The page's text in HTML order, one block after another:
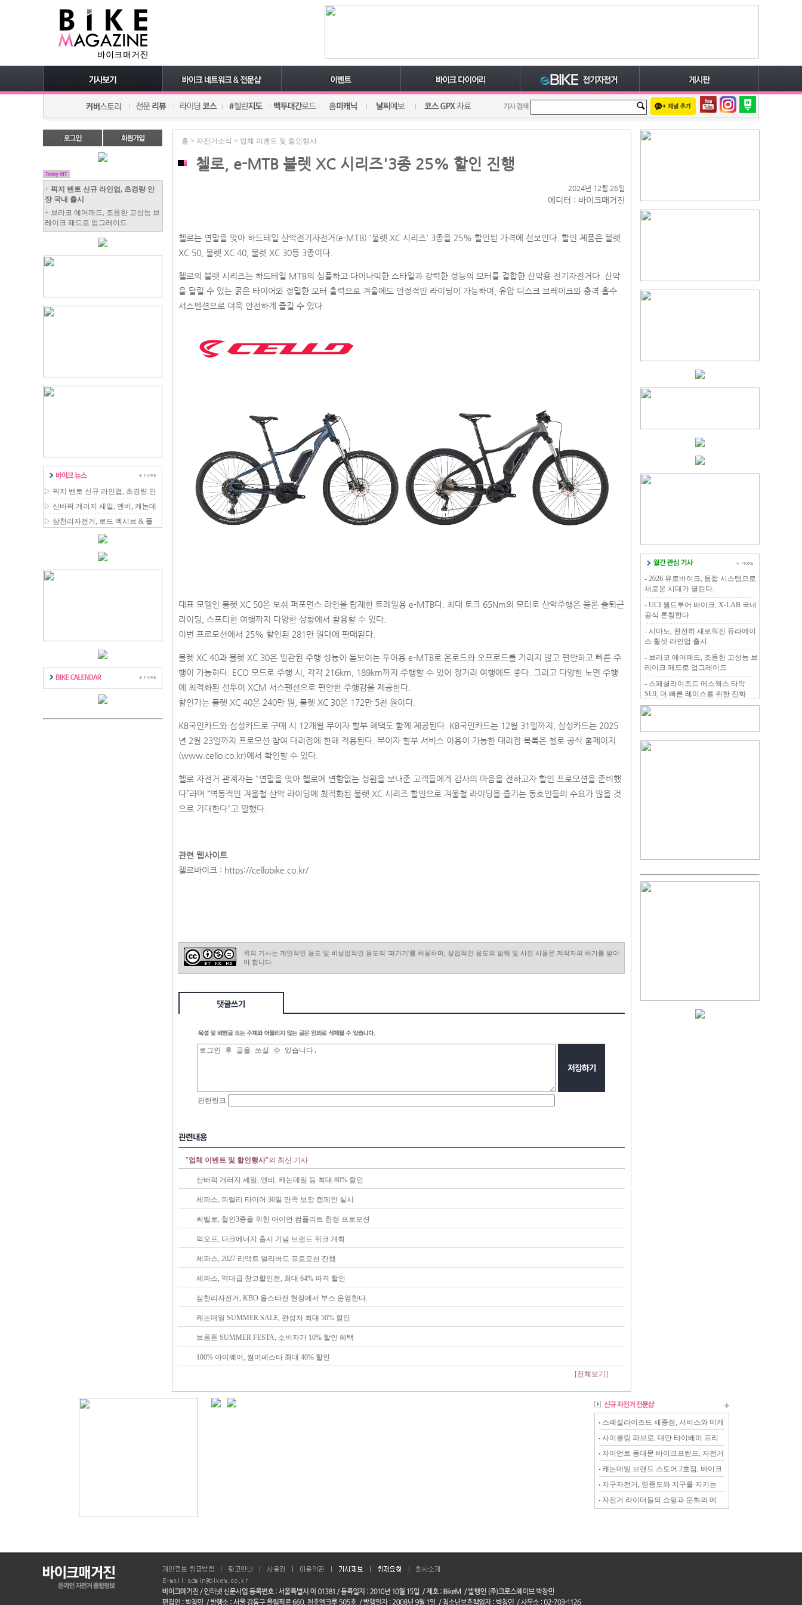
+ 픽지 벤토 신규 라인업, 초경량 안
장 국내 출시
+ 브라코 에어패드, 조용한 고성능 브
레이크 패드로 업그레이드
▷ 픽지 벤토 신규 라인업, 초경량 안
장 국내 출시
▷ 산바픽 개러지 세일, 엔비, 캐논데
일 등 최대 80% 할인
▷ 삼천리자전거, 로드 엑시브 & 폴
홈 > 자전거소식 > 업체 이벤트 및 할인행사
첼로, e-MTB 불렛 XC 시리즈'3종 25% 할인 진행
2024년 12월 26일
에디터 : 바이크매거진
첼로는 연말을 맞아 하드테일 산악전기자전거(e-MTB) '불렛 XC 시리즈' 3종을 25% 할인된 가격에 선보인다. 할인 제품은 불렛
XC 50, 불렛 XC 40, 불렛 XC 30등 3종이다.
첼로의 불렛 시리즈는 하드테일 MTB의 심플하고 다이나믹한 스타일과 강력한 성능의 모터를 결합한 산악용 전기자전거다. 산악
을 달릴 수 있는 굵은 타이어와 정밀한 모터 출력으로 겨울에도 안정적인 라이딩이 가능하며, 유압 디스크 브레이크와 충격 흡수
서스펜션으로 더욱 안전하게 즐길 수 있다.
대표 모델인 불렛 XC 50은 보쉬 퍼포먼스 라인을 탑재한 트레일용 e-MTB다. 최대 토크 65Nm의 모터로 산악주행은 물론 출퇴근
라이딩, 스포티한 여행까지 다양한 상황에서 활용할 수 있다.
이번 프로모션에서 25% 할인된 281만 원대에 판매된다.
불렛 XC 40과 불렛 XC 30은 일관된 주행 성능이 돋보이는 투어용 e-MTB로 온로드와 오프로드를 가리지 않고 편안하고 빠른 주
행이 가능하다. ECO 모드로 주행 시, 각각 216km, 189km까지 주행할 수 있어 장거리 여행에도 좋다. 그리고 다양한 노면 주행
에 최적화된 선투어 XCM 서스펜션으로 편안한 주행감을 제공한다.
할인가는 불렛 XC 40은 240만 원, 불렛 XC 30은 172만 5천 원이다.
KB국민카드와 삼성카드로 구매 시 12개월 무이자 할부 혜택도 함께 제공된다. KB국민카드는 12월 31일까지, 삼성카드는 2025
년 2월 23일까지 프로모션 참여 대리점에 한해 적용된다. 무이자 할부 서비스 이용이 가능한 대리점 목록은 첼로 공식 홈페이지
(www.cello.co.kr)에서 확인할 수 있다.
첼로 자전거 관계자는 "연말을 맞아 첼로에 변함없는 성원을 보내준 고객들에게 감사의 마음을 전하고자 할인 프로모션을 준비했
다”라며 “역동적인 겨울철 산악 라이딩에 최적화된 불렛 XC 시리즈 할인으로 겨울철 라이딩을 즐기는 동호인들의 수요가 많을 것
으로 기대한다"고 말했다.
관련 웹사이트
첼로바이크 : https://cellobike.co.kr/
위의 기사는 개인적인 용도 및 비상업적인 용도의 '퍼가기'를 허용하며, 상업적인 용도의 발췌 및 사진 사용은 저작자의 허가를 받아
야 합니다.
"업체 이벤트 및 할인행사"의 최신 기사
산바픽 개러지 세일, 엔비, 캐논데일 등 최대 80% 할인
세파스, 피렐리 타이어 30일 만족 보장 캠페인 실시
써벨로, 철인3종을 위한 아이언 컴플리트 한정 프로모션
먹오프, 다크에너지 출시 기념 브랜드 위크 개최
세파스, 2027 리액트 얼리버드 프로모션 진행
세파스, 역대급 창고할인전, 최대 64% 파격 할인
삼천리자전거, KBO 올스타전 현장에서 부스 운영한다.
캐논데일 SUMMER SALE, 완성차 최대 50% 할인
브롬톤 SUMMER FESTA, 소비자가 10% 할인 혜택
100% 아이웨어, 썸머페스타 최대 40% 할인
[전체보기]
- 2026 유로바이크, 통합 시스템으로
새로운 시대가 열린다.
- UCI 월드투어 바이크, X-LAB 국내
공식 론칭한다.
- 시마노, 완전히 새로워진 듀라에이
스 휠셋 라인업 출시
- 브라코 에어패드, 조용한 고성능 브
레이크 패드로 업그레이드
- 스페셜라이즈드 에스웍스 타막
SL9, 더 빠른 레이스를 위한 진화
스페셜라이즈드 세종점, 서비스와 미캐
닉이 강화된 전문샵
사이클링 파브로, 대만 타이베이 프리
미엄 스토어
자이언트 동대문 바이크프렌드, 자전거
를 아는 전문 스토어
캐논데일 브랜드 스토어 2호점, 바이크
온 천안점
지구자전거, 영종도와 지구를 지키는
자전거 전문샵
자전거 라이더들의 쇼핑과 문화의 메
카, 천호자전거거리